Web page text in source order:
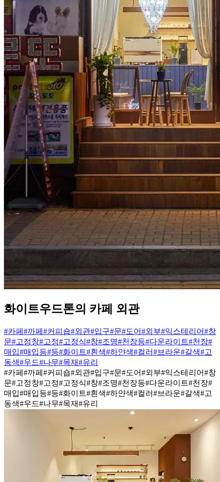
화이트우드톤의 카페 외관
#카페 #까페 #커피숍#외관#입구#문#도어#외부#익스테리어#창
문#고정창#고정#고정식#창#조명#천장등#다운라이트#천장#
매입#매입등#등#화이트#흰색#하얀색#컬러#브라운#갈색#고
동색#우드#나무#목재#유리
#카페 #까페 #커피숍#외관#입구#문#도어#외부#익스테리어#창
문#고정창#고정#고정식#창#조명#천장등#다운라이트#천장#
매입#매입등#등#화이트#흰색#하얀색#컬러#브라운#갈색#고
동색#우드#나무#목재#유리